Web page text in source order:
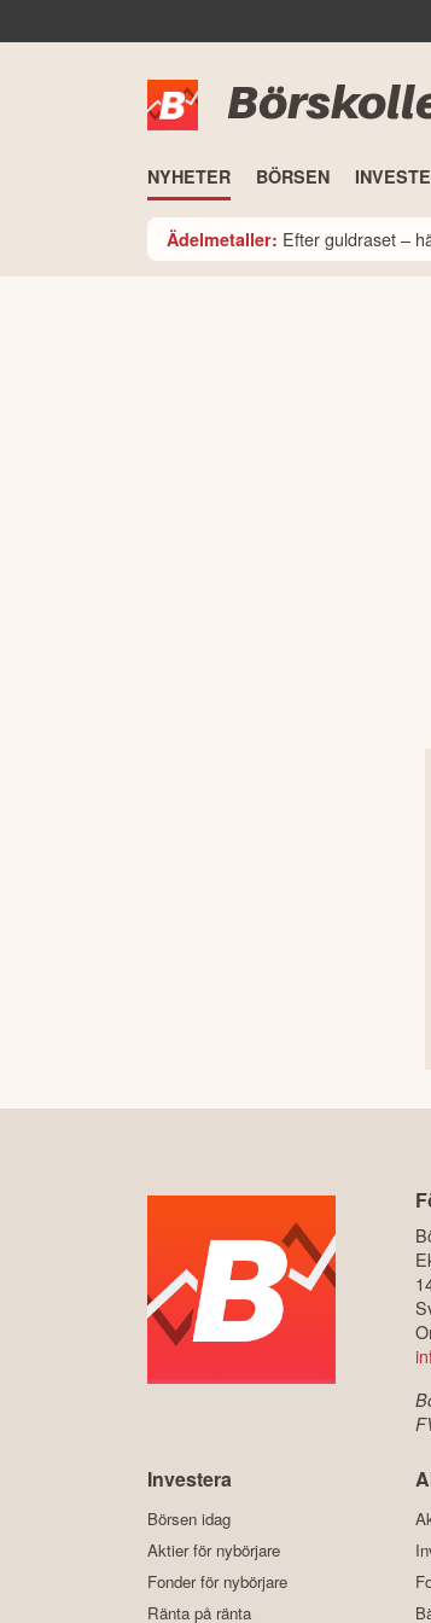
NYHETER BÖRSEN
Ädelmetaller: Efter guldraset –
Investera
Börsen idag
Aktier för nybörjare
Fonder för nybörjare
Ränta på ränta